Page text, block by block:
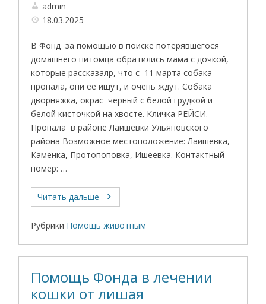
admin
18.03.2025
В Фонд за помощью в поиске потерявшегося
домашнего питомца обратились мама с дочкой,
которые рассказалр, что с 11 марта собака
пропала, они ее ищут, и очень ждут. Собака
дворняжка, окрас черный с белой грудкой и
белой кисточкой на хвосте. Кличка РЕЙСИ.
Пропала в районе Лаишевки Ульяновского
района Возможное местоположение: Лаишевка,
Каменка, Протопоповка, Ишеевка. Контактный
номер: …
Читать дальше
Рубрики Помощь животным
Помощь Фонда в лечении
кошки от лишая